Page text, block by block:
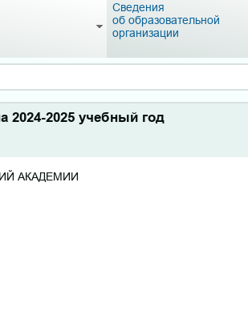
Сведения
об образовательной
организации
2025 учебный год
АКАДЕМИИ